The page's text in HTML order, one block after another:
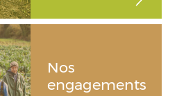
Nos
engagements